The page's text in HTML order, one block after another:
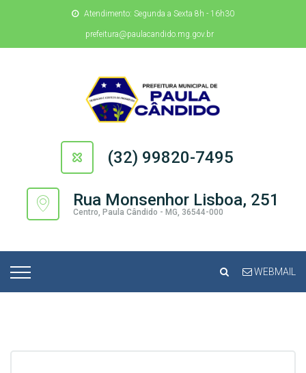
Atendimento: Segunda a Sexta 8h - 16h30
prefeitura@paulacandido.mg.gov.br
(32) 99820-7495
Rua Monsenhor Lisboa, 251
Centro, Paula Cândido - MG, 36544-000
WEBMAIL